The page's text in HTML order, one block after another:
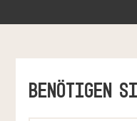
BENÖTIGEN